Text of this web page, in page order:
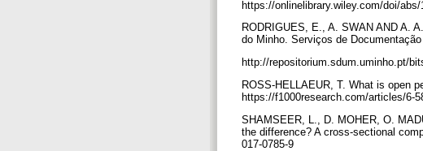
https://onlinelibrary.wiley.com/doi/abs/
RODRIGUES, E., A. SWAN AND A.
do Minho. Serviços de
http://repositorium.sdum.uminho.pt/
ROSS-HELLAEUR, T. What is open
https://f1000research.com/articles/6-
SHAMSEER, L., D. MOHER, O.
the difference? A cross-sectional
017-0785-9